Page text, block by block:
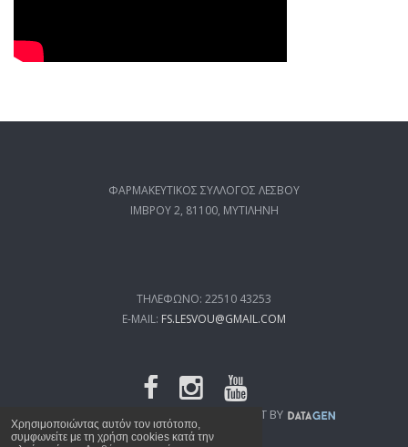
Χρησιμοποιώντας αυτόν τον ιστότοπο,
συμφωνείτε με τη χρήση cookies κατά την
ΦΑΡΜΑΚΕΥΤΙΚΟΣ ΣΥΛΛΟΓΟΣ ΛΕΣΒΟΥ
ΙΜΒΡΟΥ 2, 81100, ΜΥΤΙΛΗΝΗ
ΤΗΛΕΦΩΝΟ: 22510 43253
E-MAIL: FS.LESVOU@GMAIL.COM
© 2019 WEB DEVELOPMENT BY